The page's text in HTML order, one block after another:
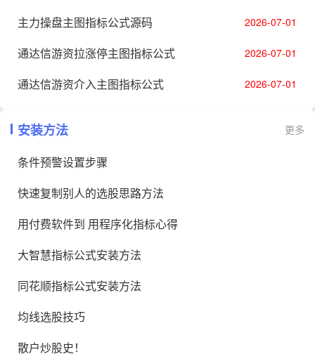
主力操盘主图指标公式源码 2026-07-01
通达信游资拉涨停主图指标公式 2026-07-01
通达信游资介入主图指标公式 2026-07-01
安装方法 更多
条件预警设置步骤
快速复制别人的选股思路​方法
用付费软件到 用程序化指标心得
大智慧指标公式安装方法
同花顺指标公式安装方法
均线选股技巧
散户炒股史！